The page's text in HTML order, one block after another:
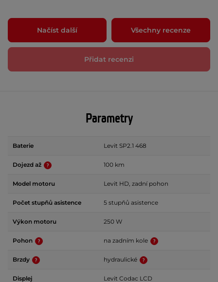
Načíst další Všechny recenze
Přidat recenzi
Parametry
Baterie Levit SP2.1 468
Dojezd až 100 km
Model motoru Levit HD, zadní pohon
Počet stupňů asistence 5 stupňů asistence
Výkon motoru 250 W
Pohon na zadním kole
Brzdy hydraulické
Displej Levit Codac LCD